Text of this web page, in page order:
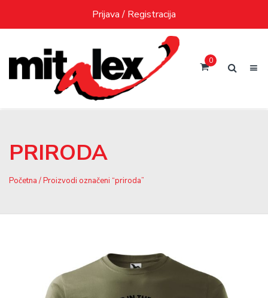
content
Prijava / Registracija
0
PRIRODA
Početna / Proizvodi označeni “priroda”